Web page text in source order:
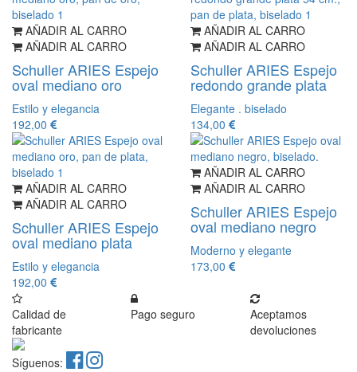
AÑADIR AL CARRO
AÑADIR AL CARRO
Schuller ARIES Espejo
oval mediano oro
Estilo y elegancia
192,00
AÑADIR AL CARRO
AÑADIR AL CARRO
Schuller ARIES Espejo
redondo grande plata
Elegante . biselado
134,00
AÑADIR AL CARRO
AÑADIR AL CARRO
Schuller ARIES Espejo
oval mediano plata
Estilo y elegancia
192,00
AÑADIR AL CARRO
AÑADIR AL CARRO
Schuller ARIES Espejo
oval mediano negro
Moderno y elegante
173,00
Calidad de
fabricante
Pago seguro
Aceptamos
devoluciones
Síguenos: